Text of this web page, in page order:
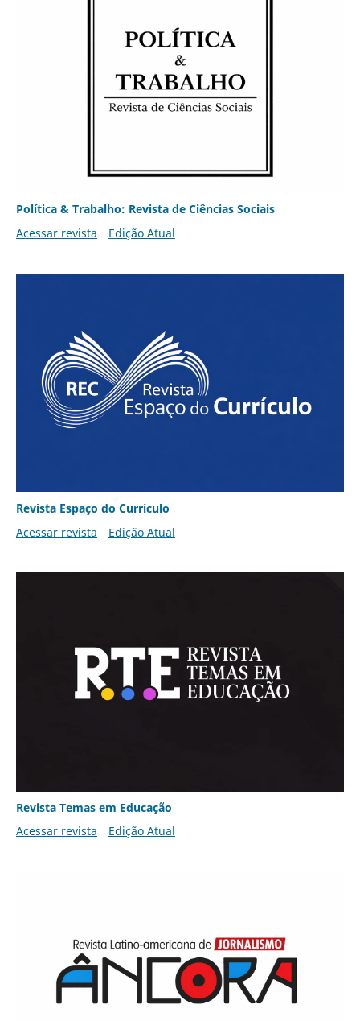
Política & Trabalho: Revista de Ciências Sociais
Acessar revista
Edição Atual
Revista Espaço do Currículo
Acessar revista
Edição Atual
Revista Temas em Educação
Acessar revista
Edição Atual